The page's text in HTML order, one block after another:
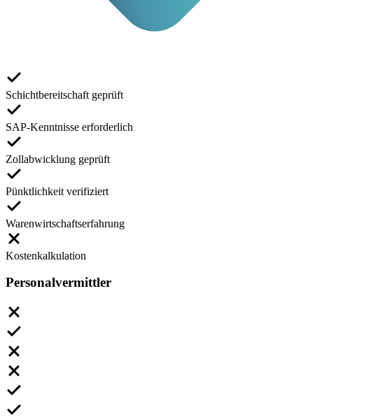
Schichtbereitschaft geprüft
SAP-Kenntnisse erforderlich
Zollabwicklung geprüft
Pünktlichkeit verifiziert
Warenwirtschaftserfahrung
Kostenkalkulation
Personalvermittler